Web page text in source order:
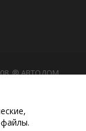
® АВТОДОМ
интернет-
характер
файлы.